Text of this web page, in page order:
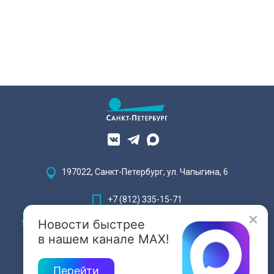
Новости быстрее
в нашем канале MAX!
Перейти
197022, Санкт-Петербург, ул. Чапыгина, 6
+7 (812) 335-15-71
Внимание! Отдельные видеоматериалы, размещенные на настоящем
сайте, могут содержать информацию, предназначенную для лиц,
достигших 18 лет.